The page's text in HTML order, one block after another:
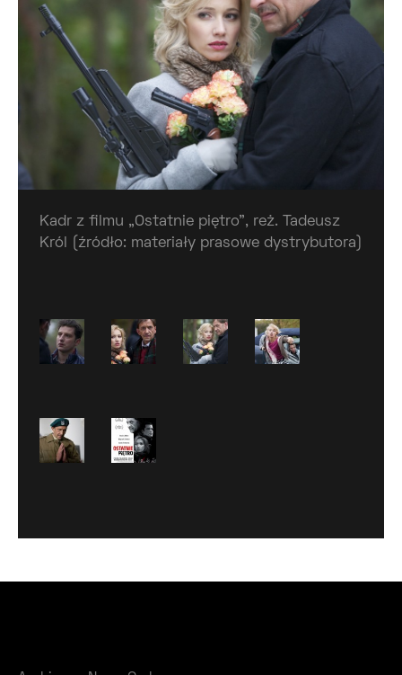
Kadr z filmu „Ostatnie piętro”, reż. Tadeusz
Król (źródło: materiały prasowe dystrybutora)